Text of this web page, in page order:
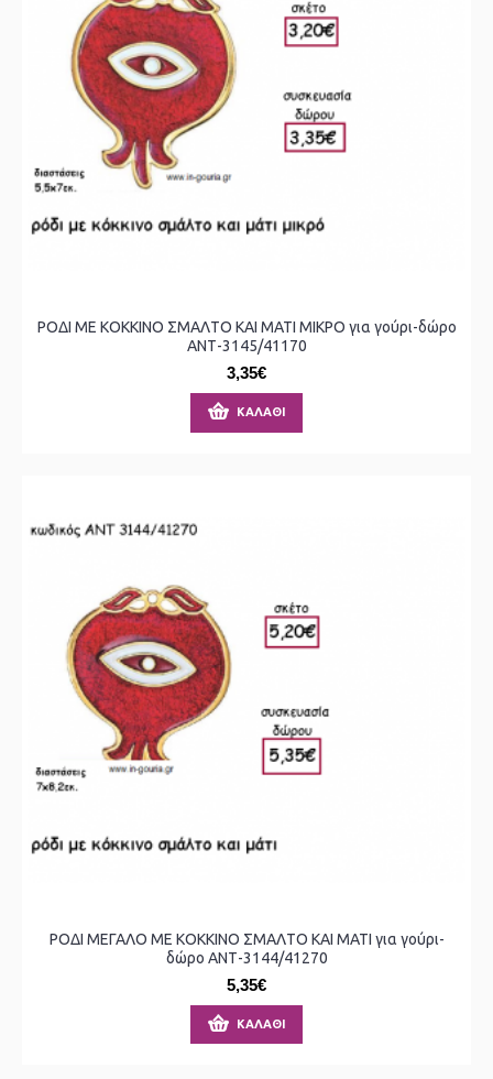
ΡΟΔΙ ΜΕ ΚΟΚΚΙΝΟ ΣΜΑΛΤΟ ΚΑΙ ΜΑΤΙ ΜΙΚΡΟ για γούρι-δώρο
ΑΝΤ-3145/41170
3,35€
ΚΑΛΆΘΙ
ΡΟΔΙ ΜΕΓΑΛΟ ΜΕ ΚΟΚΚΙΝΟ ΣΜΑΛΤΟ ΚΑΙ ΜΑΤΙ για γούρι-
δώρο ΑΝΤ-3144/41270
5,35€
ΚΑΛΆΘΙ